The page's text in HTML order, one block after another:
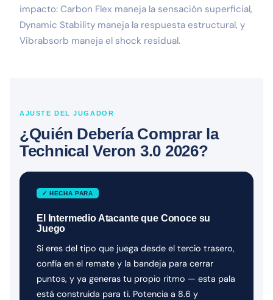
impacto: Carbon Flex maneja la sensación superficial,
Dynamic Stability maneja la respuesta estructural, y
Vibrabsorb maneja el shock residual.
AJUSTE DEL JUGADOR
¿Quién Debería Comprar la
Technical Veron 3.0 2026?
✓ HECHA PARA
El Intermedio Atacante que Conoce su
Juego
Si eres del tipo que juega desde el tercio trasero,
confía en el remate y la bandeja para cerrar
puntos, y ya generas tu propio ritmo — esta pala
está construida para ti. Potencia a 8.6 y